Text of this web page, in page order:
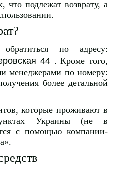
что подлежат возврату, а
по адресу:
44 . Кроме того,
менеджерами по номеру:
более детальной
которые проживают в
Украины (не в
с помощью компании-